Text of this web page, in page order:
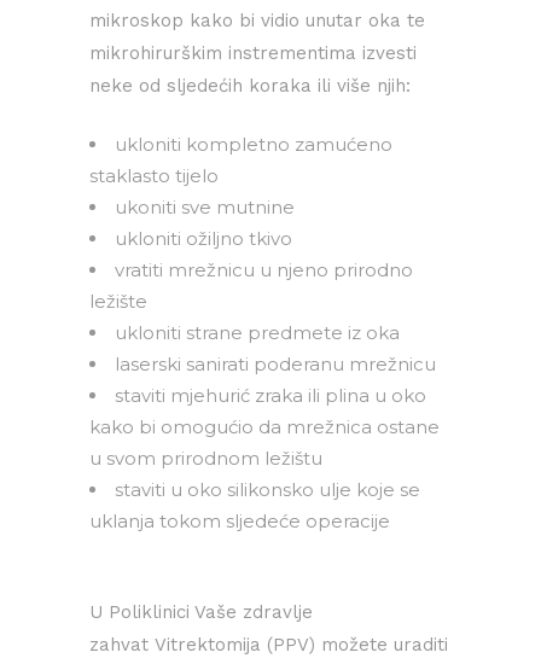
mikroskop kako bi vidio unutar oka te
mikrohirurškim instrementima izvesti
neke od sljedećih koraka ili više njih:
ukloniti kompletno zamućeno
staklasto tijelo
ukoniti sve mutnine
ukloniti ožiljno tkivo
vratiti mrežnicu u njeno prirodno
ležište
ukloniti strane predmete iz oka
laserski sanirati poderanu mrežnicu
staviti mjehurić zraka ili plina u oko
kako bi omogućio da mrežnica ostane
u svom prirodnom ležištu
staviti u oko silikonsko ulje koje se
uklanja tokom sljedeće operacije
U Poliklinici Vaše zdravlje
zahvat Vitrektomija (PPV) možete uraditi